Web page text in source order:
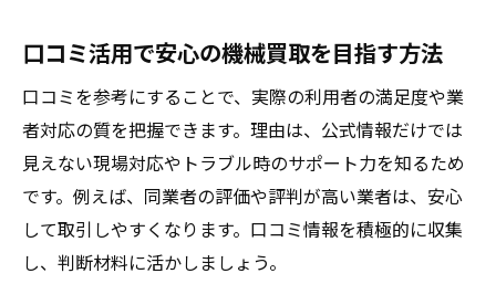
中古機械買取業者の評判を比較検討する方
口コミの信憑性を見極めるポイントを解説
関東や大阪で機械の売却を成功させる方法
関東の中古機械買取業者活用術を紹介
大阪で機械買取相場を高くするポイント
地域特性を活かした機械売却のコツを解説
口コミ活用で安心の機械買取を目指す方法
口コミを参考にすることで、実際の利用者の満足度や業
者対応の質を把握できます。理由は、公式情報だけでは
見えない現場対応やトラブル時のサポート力を知るため
です。例えば、同業者の評価や評判が高い業者は、安心
して取引しやすくなります。口コミ情報を積極的に収集
し、判断材料に活かしましょう。